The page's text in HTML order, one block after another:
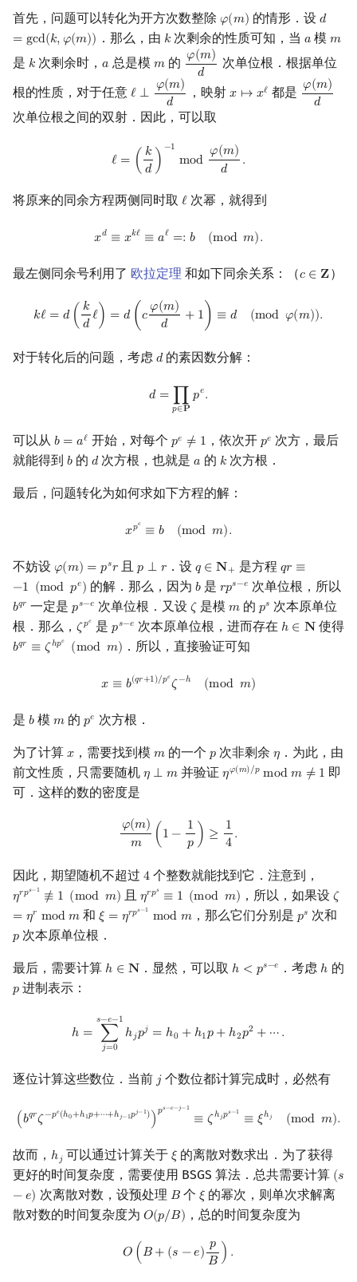
首先，问题可以转化为开方次数整除 𝜑(𝑚)
φ(m) 的情形．设 𝑑
= gcd(𝑘,𝜑(𝑚))
d
．那么，由 𝑘
k 次剩余的性质可知，当 𝑎
a 模𝑚
m
是 𝑘
k 次剩余时，𝑎
a 总是模 𝑚
m的 𝜑(𝑚)
𝑑
φ(m)d 次单位根．根据单位
根的性质，对于任意 ℓ ⟂ 𝜑(𝑚)
𝑑
ℓ ⟂φ (m)d ，映射 𝑥 ↦ 𝑥ℓ
x↦xℓ 都是 𝜑(𝑚)
𝑑
φ(m)d
次单位根之间的双射．因此，可以取
ℓ = ( 𝑘
𝑑 )
−1
mod 𝜑(𝑚)
𝑑
.
(k d )− 1mod m)d.
将原来的同余方程两侧同时取 ℓ
ℓ次幂，就得到
𝑥𝑑 ≡ 𝑥𝑘ℓ ≡ 𝑎ℓ =: 𝑏 (mod 𝑚).
x d≡x kℓ ≡a ℓ=:b( modm)
最左侧同余号利用了 欧拉定理 和如下同余关系：（𝑐 ∈ 𝐙
c ∈ Z ）
𝑘ℓ = 𝑑 ( 𝑘
𝑑ℓ ) = 𝑑 ( 𝑐𝜑(𝑚)
𝑑
+ 1 ) ≡ 𝑑 (mod 𝜑(𝑚)).
k ℓ= d(k = d cφ(m) ) ≡d mod φ ))
对于转化后的问题，考虑 𝑑
d的素因数分解：
𝑑 = ∏
𝑝∈𝐏
𝑝𝑒.
d= ∏p∈Ppe
可以从 𝑏 = 𝑎ℓ
b =a ℓ 开始，对每个 𝑝𝑒 ≠ 1
pe ≠1 ，依次开𝑝𝑒
pe次方，最后
就能得到 𝑏
b的 𝑑
d次方根，也就是𝑎
a 的 𝑘
k次方根．
最后，问题转化为如何求如下方程的解：
𝑥𝑝𝑒 ≡ 𝑏 (mod 𝑚).
x pe ≡ modm).
不妨设 𝜑(𝑚) = 𝑝𝑠𝑟
φ(m) =p sr 且𝑝 ⟂ 𝑟
p ⟂r ．设 𝑞 ∈ 𝐍 +
q ∈ N+ 是方程 𝑞𝑟 ≡
−1 (mod 𝑝𝑒)
qr ≡−
的解．那么，因为 𝑏
b是 𝑟𝑝𝑠−𝑒
rps−e 次单位根，所以
𝑏𝑞𝑟
bq r一定是𝑝𝑠−𝑒
ps−e次单位根．又设𝜁
ζ是模 𝑚
m的 𝑝𝑠
ps 次本原单位
根．那么， 𝜁𝑝𝑒
ζp e是𝑝𝑠−𝑒
ps−e次本原单位根，进而存在 ℎ ∈ 𝐍
h∈N 使得
𝑏𝑞𝑟 ≡ 𝜁ℎ𝑝𝑒 (mod 𝑚)
bq r≡ ζhpe modm) ．所以，直接验证可知
𝑥 ≡ 𝑏(𝑞𝑟+1)/𝑝𝑒𝜁−ℎ (mod 𝑚)
x≡ b(qr+1)/peζ− (modm)
是 𝑏
b模 𝑚
m的 𝑝𝑒
pe 次方根．
为了计算 𝑥
x ，需要找到模𝑚
m 的一个𝑝
p 次非剩余𝜂
η ．为此，由
前文性质，只需要随机 𝜂 ⟂ 𝑚
η ⟂m 并验证𝜂𝜑(𝑚)/𝑝 mod𝑚 ≠ 1
ηφ(m)/pmodm≠ 1 即
可．这样的数的密度是
𝜑(𝑚)
𝑚
( 1 − 1
𝑝 ) ≥ 1
4.
φ(m )m 1p)
因此，期望随机不超过 4
4 个整数就能找到它．注意到，
𝜂𝑟𝑝𝑠−1 ≢ 1 (mod 𝑚)
ηrp 1≢1 (modm) 且 𝜂𝑟𝑝𝑠 ≡ 1 (mod 𝑚)
ηrp s≡ 1( modm ，所以，如果设 𝜁
= 𝜂𝑟 mod𝑚
ζ=
和𝜉 = 𝜂𝑟𝑝𝑠−1 mod 𝑚
ξ =η rps− modm ，那么它们分别是 𝑝𝑠
ps 次和
𝑝
p 次本原单位根．
最后，需要计算 ℎ ∈ 𝐍
h ∈N ．显然，可以取 ℎ < 𝑝𝑠−𝑒
h <p s−e ．考虑 ℎ
h 的
𝑝
p 进制表示：
ℎ =
𝑠−𝑒−1
∑
𝑗=0
ℎ𝑗𝑝𝑗 = ℎ0 + ℎ1𝑝+ ℎ2𝑝2 + ⋯.
∑j=0s 1 2
逐位计算这些数位．当前 𝑗
j个数位都计算完成时，必然有
(𝑏𝑞𝑟𝜁−𝑝𝑒(ℎ0+ℎ1𝑝+⋯+ℎ𝑗−1𝑝𝑗−1)) 𝑝𝑠−𝑒−𝑗−1
≡ 𝜁ℎ𝑗𝑝𝑠−1 ≡ 𝜉ℎ𝑗 (mod 𝑚).
bqrζ−pe(h0+h1p+⋯+hj−1pj−1))p s− e−j−1≡ ζhj ps− ξ modm
故而， ℎ𝑗
hj 可以通过计算关于𝜉
ξ 的离散对数求出．为了获得
更好的时间复杂度，需要使用 BSGS 算法．总共需要计算 (𝑠
−𝑒)
(s−
次离散对数，设预处理 𝐵
B个 𝜉
ξ的幂次，则单次求解离
散对数的时间复杂度为 𝑂(𝑝/𝐵)
O(p/B) ，总的时间复杂度为
𝑂 ( 𝐵+ (𝑠 −𝑒) 𝑝
𝐵 ) .
O( B+ (s−e) pB).